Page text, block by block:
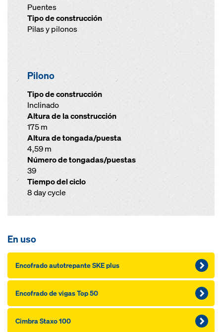
Puentes
Tipo de construcción
Pilas y pilonos
Pilono
Tipo de construcción
Inclinado
Altura de la construcción
175 m
Altura de tongada/puesta
4,59 m
Número de tongadas/puestas
39
Tiempo del ciclo
8 day cycle
En uso
Encofra­do autotrepante SKE plus
Encofra­do de vi­gas Top 50
Cimbra Staxo 100